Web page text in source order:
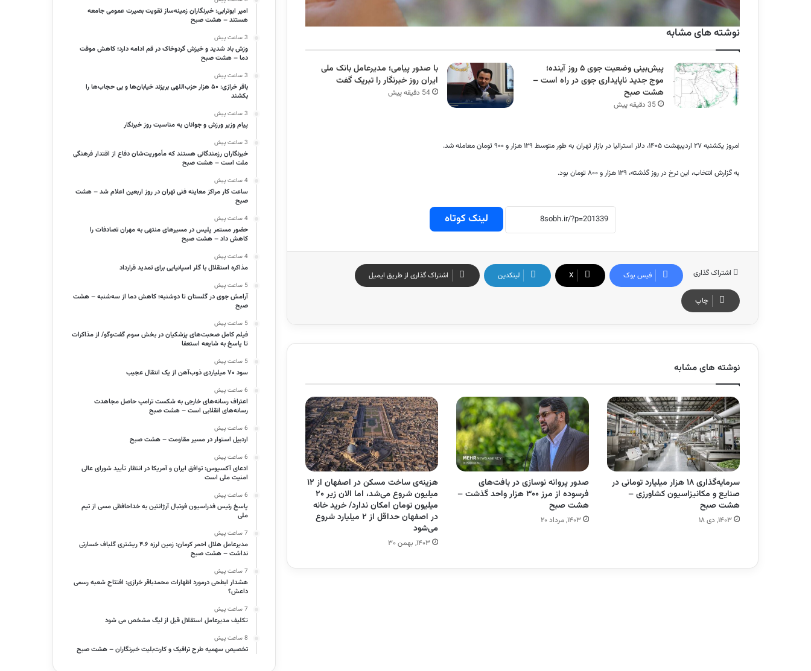
نوشته های مشابه
پیش‌بینی وضعیت جوی ۵ روز آینده؛
موج جدید ناپایداری جوی در راه است –
هشت صبح
35 دقیقه پیش
با صدور پیامی؛ مدیرعامل بانک ملی
ایران روز خبرنگار را تبریک گفت
54 دقیقه پیش
امروز یکشنبه ۲۷ اردیبهشت ۱۴۰۵، دلار استرالیا در بازار تهران به طور متوسط ۱۲۹ هزار و ۹۰۰ تومان معامله شد.
به گزارش انتخاب، این نرخ در روز گذشته، ۱۲۹ هزار و ۸۰۰ تومان بود.
لینک کوتاه
اشتراک گذاری فیس بوک X لینکدین اشتراک گذاری از طریق ایمیل
چاپ
نوشته های مشابه
سرمایه‌گذاری ۱۸ هزار میلیارد تومانی در
صنایع و مکانیزاسیون کشاورزی –
هشت صبح
۱۴۰۳, دی ۱۸
صدور پروانه نوسازی در بافت‌های
فرسوده از مرز ۳۰۰ هزار واحد گذشت –
هشت صبح
۱۴۰۳, مرداد ۲۰
هزینه‌ی ساخت مسکن در اصفهان از ۱۲
میلیون شروع می‌شد، اما الان زیر ۲۰
میلیون تومان امکان ندارد/ خرید خانه
در اصفهان حداقل از ۲ میلیارد شروع
می‌شود
۱۴۰۳, بهمن ۳۰
امیر ابوترابی: خبرنگاران زمینه‌ساز تقویت بصیرت عمومی جامعه
هستند – هشت صبح
3 ساعت پیش
وزش باد شدید و خیزش گردوخاک در قم ادامه دارد؛ کاهش موقت
دما – هشت صبح
3 ساعت پیش
باقر خرازی: ۵۰ هزار حزب‌اللهی بریزند خیابان‌ها و بی حجاب‌ها را
بکشند
3 ساعت پیش
پیام وزیر ورزش و جوانان به مناسبت روز خبرنگار
3 ساعت پیش
خبرنگاران رزمندگانی هستند که مأموریت‌شان دفاع از اقتدار فرهنگی
ملت است – هشت صبح
4 ساعت پیش
ساعت کار مراکز معاینه فنی تهران در روز اربعین اعلام شد – هشت
صبح
4 ساعت پیش
حضور مستمر پلیس در مسیرهای منتهی به مهران تصادفات را
کاهش داد – هشت صبح
4 ساعت پیش
مذاکره استقلال با گلر اسپانیایی برای تمدید قرارداد
5 ساعت پیش
آرامش جوی در گلستان تا دوشنبه؛ کاهش دما از سه‌شنبه – هشت
صبح
5 ساعت پیش
فیلم کامل صحبت‌های پزشکیان در بخش سوم گفت‌وگو/ از مذاکرات
تا پاسخ به شایعه استعفا
5 ساعت پیش
سود ۷۰ میلیاردی ذوب‌آهن از یک انتقال عجیب
6 ساعت پیش
اعتراف رسانه‌های خارجی به شکست ترامپ حاصل مجاهدت
رسانه‌های انقلابی است – هشت صبح
6 ساعت پیش
اردبیل استوار در مسیر مقاومت – هشت صبح
6 ساعت پیش
ادعای آکسیوس: توافق ایران و آمریکا در انتظار تأیید شورای عالی
امنیت ملی است
6 ساعت پیش
پاسخ رئیس فدراسیون فوتبال آرژانتین به خداحافظی مسی از تیم
ملی
7 ساعت پیش
مدیرعامل هلال احمر کرمان: زمین لرزه ۴.۶ ریشتری گلباف خسارتی
نداشت – هشت صبح
7 ساعت پیش
هشدار ابطحی درمورد اظهارات محمدباقر خرازی: افتتاح شعبه رسمی
داعش؟
7 ساعت پیش
تکلیف مدیرعامل استقلال قبل از لیگ مشخص می شود
8 ساعت پیش
تخصیص سهمیه طرح ترافیک و کارت‌بلیت خبرنگاران – هشت صبح